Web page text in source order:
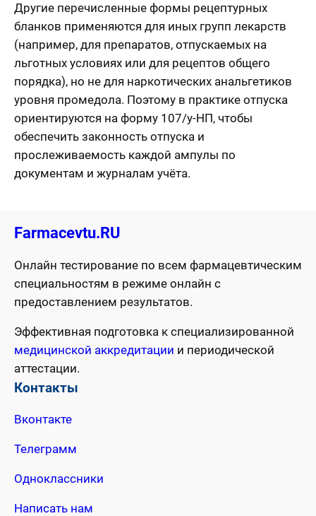
Другие перечисленные формы рецептурных
бланков применяются для иных групп лекарств
(например, для препаратов, отпускаемых на
льготных условиях или для рецептов общего
порядка), но не для наркотических анальгетиков
уровня промедола. Поэтому в практике отпуска
ориентируются на форму 107/у-НП, чтобы
обеспечить законность отпуска и
прослеживаемость каждой ампулы по
документам и журналам учёта.
Farmacevtu.RU
Онлайн тестирование по всем фармацевтическим
специальностям в режиме онлайн с
предоставлением результатов.
Эффективная подготовка к специализированной
медицинской аккредитации и периодической
аттестации.
Контакты
Вконтакте
Телеграмм
Одноклассники
Написать нам